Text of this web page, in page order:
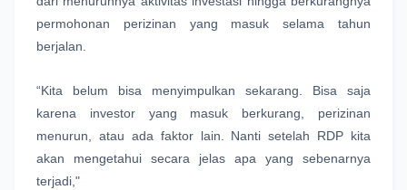
permohonan perizinan yang masuk selama tahun
berjalan.
“Kita belum bisa menyimpulkan sekarang. Bisa saja
karena investor yang masuk berkurang, perizinan
menurun, atau ada faktor lain. Nanti setelah RDP kita
akan mengetahui secara jelas apa yang sebenarnya
terjadi,"